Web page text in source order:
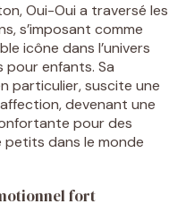
Oui-Oui a traversé les
s’imposant comme
icône dans l’univers
pour enfants. Sa
particulier, suscite une
devenant une
pour des
petits dans le monde
fort